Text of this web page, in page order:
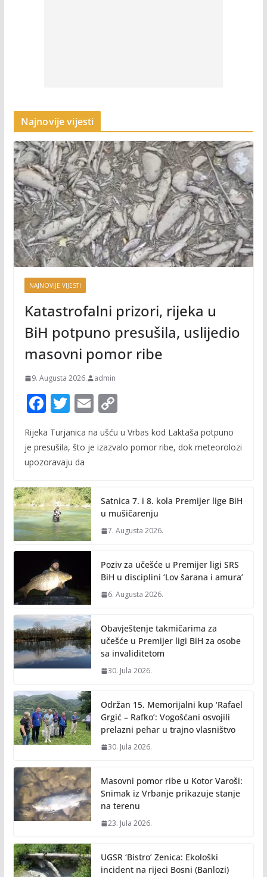
Najnovije vijesti
NAJNOVIJE VIJESTI
Katastrofalni prizori, rijeka u
BiH potpuno presušila, uslijedio
masovni pomor ribe
9. Augusta 2026. admin
F
e
b
o
k
T
itt
er
E
m
ai
C
p
n
k
Rijeka Turjanica na ušću u Vrbas kod Laktaša potpuno
je presušila, što je izazvalo pomor ribe, dok meteorolozi
upozoravaju da
Satnica 7. i 8. kola Premijer lige BiH
u mušičarenju
7. Augusta 2026.
Poziv za učešće u Premijer ligi SRS
BiH u disciplini ‘Lov šarana i amura’
6. Augusta 2026.
Obavještenje takmičarima za
učešće u Premijer ligi BiH za osobe
sa invaliditetom
30. Jula 2026.
Održan 15. Memorijalni kup ‘Rafael
Grgić – Rafko’: Vogošćani osvojili
prelazni pehar u trajno vlasništvo
30. Jula 2026.
Masovni pomor ribe u Kotor Varoši:
Snimak iz Vrbanje prikazuje stanje
na terenu
23. Jula 2026.
UGSR ‘Bistro’ Zenica: Ekološki
incident na rijeci Bosni (Banlozi)